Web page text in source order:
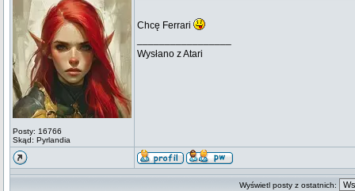
Posty: 16766
Skąd: Pyrlandia
Chcę Ferrari
Wysłano z Atari
Wyświetl posty z ostatnich: